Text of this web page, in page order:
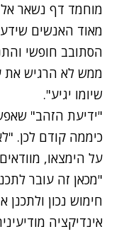
מוחמד דף נשאר
מאוד האנשים
הסתובב חופשי
ממש לא הרגיש את
שיומו יגיע".
"ידיעת הזהב"
כיממה קודם לכן.
על הימצאו,
"מכאן זה עובר
חימוש נכון
אינדיקציה